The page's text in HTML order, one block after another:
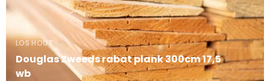
LOS HOUT
Douglas Zweeds rabat plank 300cm 17,5
wb